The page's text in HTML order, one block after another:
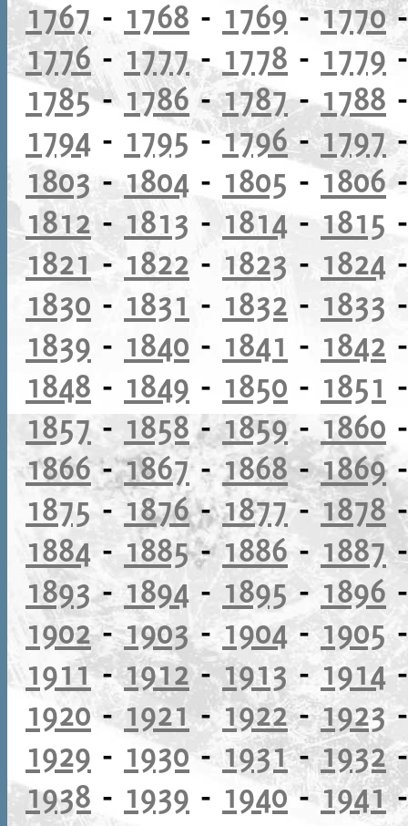
1767 - 1768 - 1769- 1770
1776 - 1777- 1778 - 1779
1785- 1786-1787-1788
1794 - 1795-1796-1797
1803- 1804 - 1805 -1806
1812- 1813 - 1814 - 1815
1821-1822 - 1823 - 1824
1830 - 1831 - 1832 - 1833
1839 - 1840 - 1841 - 1842
1848 - 1849 - 1850 - 1851
1857-1858-1859- 1860
1866-1867-1868-1869
1875 -1876-1877-1878
1884 - 1885-1886- 1887
1893- 1894 - 1895 - 1896
1902-1903-1904-1905
1911-1912-1913 -1914
1920 - 1921-1922-1923
1929 - 1930- 1931-1932
1938 - 1939 - 1940-1941